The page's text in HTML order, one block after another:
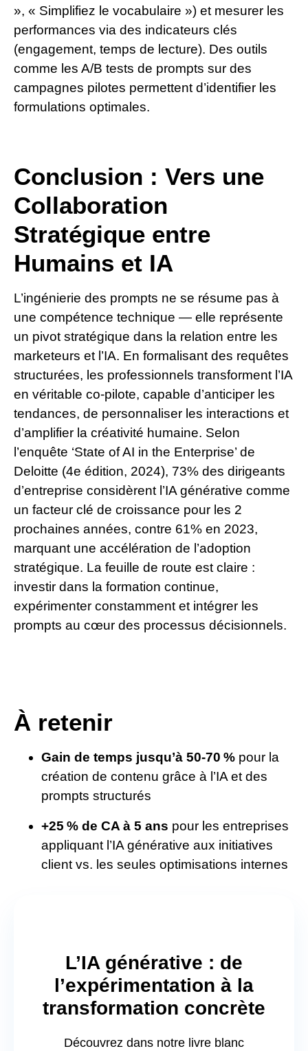
», « Simplifiez le vocabulaire ») et mesurer les
performances via des indicateurs clés
(engagement, temps de lecture). Des outils
comme les A/B tests de prompts sur des
campagnes pilotes permettent d’identifier les
formulations optimales.
Conclusion : Vers une
Collaboration
Stratégique entre
Humains et IA
L’ingénierie des prompts ne se résume pas à
une compétence technique — elle représente
un pivot stratégique dans la relation entre les
marketeurs et l’IA. En formalisant des requêtes
structurées, les professionnels transforment l’IA
en véritable co-pilote, capable d’anticiper les
tendances, de personnaliser les interactions et
d’amplifier la créativité humaine. Selon
l’enquête ‘State of AI in the Enterprise’ de
Deloitte (4e édition, 2024), 73% des dirigeants
d’entreprise considèrent l’IA générative comme
un facteur clé de croissance pour les 2
prochaines années, contre 61% en 2023,
marquant une accélération de l’adoption
stratégique. La feuille de route est claire :
investir dans la formation continue,
expérimenter constamment et intégrer les
prompts au cœur des processus décisionnels.
À retenir
Gain de temps jusqu’à 50‑70 % pour la
création de contenu grâce à l’IA et des
prompts structurés
+25 % de CA à 5 ans pour les entreprises
appliquant l’IA générative aux initiatives
client vs. les seules optimisations internes
L’IA générative : de
l’expérimentation à la
transformation concrète
Découvrez dans notre livre blanc